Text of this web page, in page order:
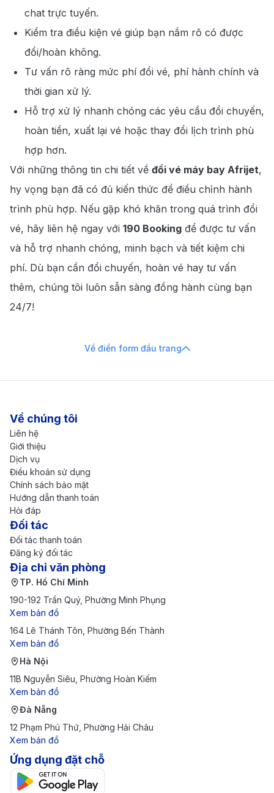
chat trực tuyến.
Kiểm tra điều kiện vé giúp bạn nắm rõ có được
đổi/hoàn không.
Tư vấn rõ ràng mức phí đổi vé, phí hành chính và
thời gian xử lý.
Hỗ trợ xử lý nhanh chóng các yêu cầu đổi chuyến,
hoàn tiền, xuất lại vé hoặc thay đổi lịch trình phù
hợp hơn.
Với những thông tin chi tiết về đổi vé máy bay Afrijet,
hy vọng bạn đã có đủ kiến thức để điều chỉnh hành
trình phù hợp. Nếu gặp khó khăn trong quá trình đổi
vé, hãy liên hệ ngay với 190 Booking để được tư vấn
và hỗ trợ nhanh chóng, minh bạch và tiết kiệm chi
phí. Dù bạn cần đổi chuyến, hoàn vé hay tư vấn
thêm, chúng tôi luôn sẵn sàng đồng hành cùng bạn
24/7!
Về điền form đầu trang
Về chúng tôi
Liên hệ
Giới thiệu
Dịch vụ
Điều khoản sử dụng
Chính sách bảo mật
Hướng dẫn thanh toán
Hỏi đáp
Đối tác
Đối tác thanh toán
Đăng ký đối tác
Địa chỉ văn phòng
TP. Hồ Chí Minh
190-192 Trần Quý, Phường Minh Phụng
Xem bản đồ
164 Lê Thánh Tôn, Phường Bến Thành
Xem bản đồ
Hà Nội
11B Nguyễn Siêu, Phường Hoàn Kiếm
Xem bản đồ
Đà Nẵng
12 Phạm Phú Thứ, Phường Hải Châu
Xem bản đồ
Ứng dụng đặt chỗ